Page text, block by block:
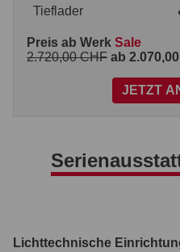
Tieflader
Preis ab Werk Sale
2.720,00 CHF ab
JETZT
Lichttechnische